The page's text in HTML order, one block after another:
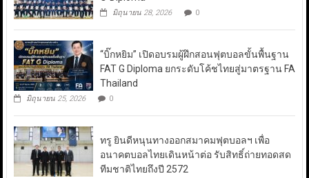
มิถุนายน 28, 2026 0
“บิ๊กหยิม” เปิดอบรมผู้ฝึกสอนฟุตบอลขั้นพื้นฐาน
FAT G Diploma ยกระดับโค้ชไทยสู่มาตรฐาน FA
Thailand
มิถุนายน 25, 2026 0
ทรู ยินดีหนุนทางออกสมาคมฟุตบอลฯ เพื่อ
อนาคตบอลไทยเดินหน้าต่อ รับสิทธิ์ถ่ายทอดสด
ทีมชาติไทยถึงปี 2572